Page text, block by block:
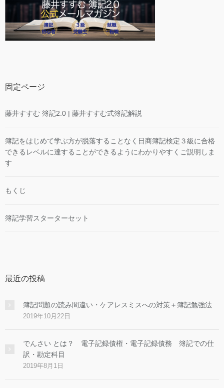
固定ページ
藤井すすむ 簿記2.0 | 藤井すすむ式簿記解説
簿記をはじめて学ぶ方が脱落することなく日商簿記検定３級に合格
できるレベルに達することができるようにわかりやすくご説明しま
す
もくじ
簿記学習スターターセット
最近の投稿
簿記問題の読み間違い・ケアレスミスへの対策＋簿記勉強法
2019年10月22日
でんさい とは？ 電子記録債権・電子記録債務 簿記での仕
訳・勘定科目
2019年8月1日